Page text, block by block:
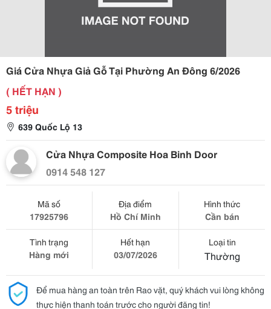
Giá Cửa Nhựa Giả Gỗ Tại Phường An Đông 6/2026
( HẾT HẠN )
5 triệu
639 Quốc Lộ 13
Cửa Nhựa Composite Hoa Binh Door
0914 548 127
Mã số
17925796
Địa điểm
Hồ Chí Minh
Hình thức
Cần bán
Tình trạng
Hàng mới
Hết hạn
03/07/2026
Loại tin
Thường
Để mua hàng an toàn trên Rao vặt, quý khách vui lòng không
thực hiện thanh toán trước cho người đăng tin!